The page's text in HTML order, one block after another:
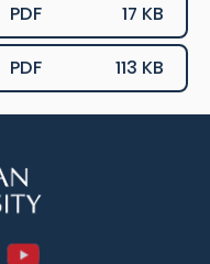
PDF 17 KB
PDF 113 KB